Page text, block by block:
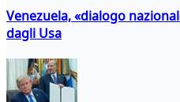
Venezuela, «dialogo
dagli Usa